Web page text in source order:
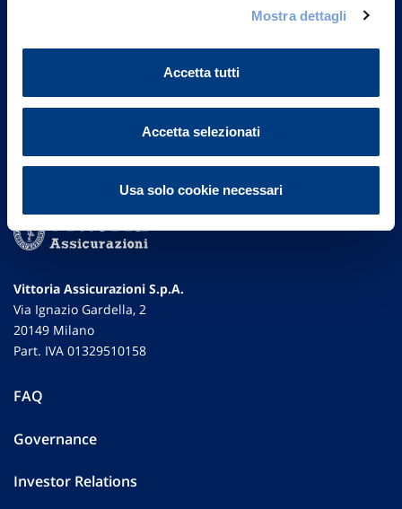
Mostra dettagli
Accetta tutti
Accetta selezionati
Usa solo cookie necessari
Vittoria Assicurazioni S.p.A.
Via Ignazio Gardella, 2
20149 Milano
Part. IVA 01329510158
FAQ
Governance
Investor Relations